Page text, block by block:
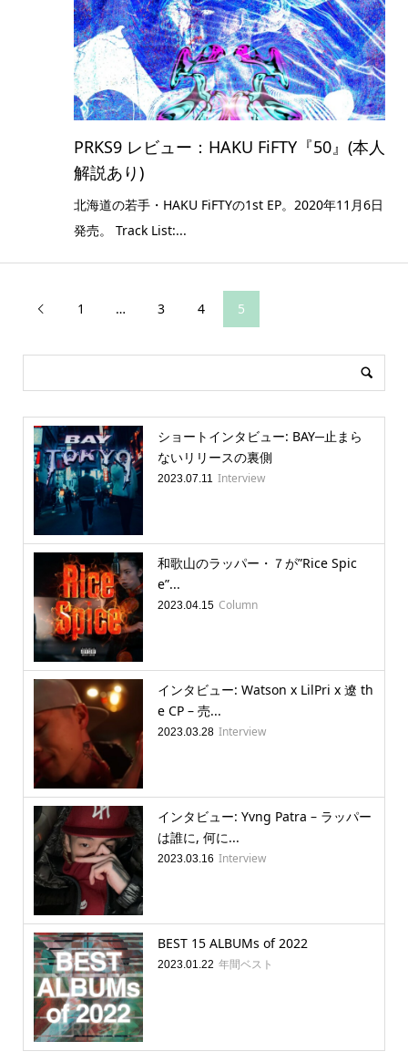
PRKS9 レビュー：HAKU FiFTY『50』(本人
解説あり)
北海道の若手・HAKU FiFTYの1st EP。2020年11月6日
発売。 Track List:...
 1 … 3 4 5
ショートインタビュー: BAY─止まら
ないリリースの裏側
2023.07.11 Interview
和歌山のラッパー・７が”Rice Spic
e”...
2023.04.15 Column
インタビュー: Watson x LilPri x 遼 th
e CP – 売...
2023.03.28 Interview
インタビュー: Yvng Patra – ラッパー
は誰に, 何に...
2023.03.16 Interview
BEST 15 ALBUMs of 2022
2023.01.22 年間ベスト